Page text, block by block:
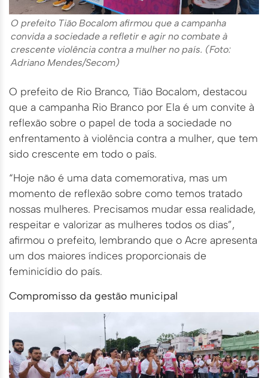
O prefeito Tião Bocalom afirmou que a campanha
convida a sociedade a refletir e agir no combate à
crescente violência contra a mulher no país. (Foto:
Adriano Mendes/Secom)
O prefeito de Rio Branco, Tião Bocalom, destacou
que a campanha Rio Branco por Ela é um convite à
reflexão sobre o papel de toda a sociedade no
enfrentamento à violência contra a mulher, que tem
sido crescente em todo o país.
“Hoje não é uma data comemorativa, mas um
momento de reflexão sobre como temos tratado
nossas mulheres. Precisamos mudar essa realidade,
respeitar e valorizar as mulheres todos os dias”,
afirmou o prefeito, lembrando que o Acre apresenta
um dos maiores índices proporcionais de
feminicídio do país.
Compromisso da gestão municipal